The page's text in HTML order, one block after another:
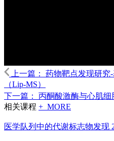
上一篇：
药物靶点发现研究
（Lip-MS）
下一篇：
丙酮酸激酶与心肌
相关课程 + MORE
医学队列中的代谢标志物发现